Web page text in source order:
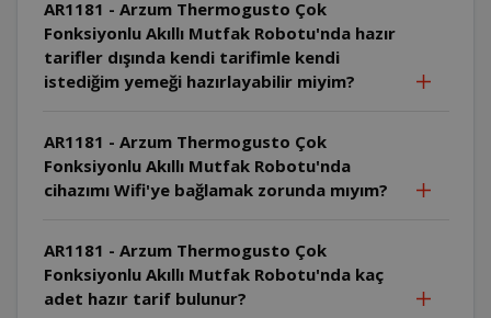
AR1181 - Arzum Thermogusto Çok
Fonksiyonlu Akıllı Mutfak Robotu'nda hazır
tarifler dışında kendi tarifimle kendi
istediğim yemeği hazırlayabilir miyim?
AR1181 - Arzum Thermogusto Çok
Fonksiyonlu Akıllı Mutfak Robotu'nda
cihazımı Wifi'ye bağlamak zorunda mıyım?
AR1181 - Arzum Thermogusto Çok
Fonksiyonlu Akıllı Mutfak Robotu'nda kaç
adet hazır tarif bulunur?